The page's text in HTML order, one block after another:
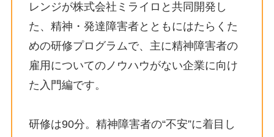
レンジが株式会社ミライロと共同開発し
た、精神・発達障害者とともにはたらくた
めの研修プログラムで、主に精神障害者の
雇用についてのノウハウがない企業に向け
た入門編です。
研修は90分。精神障害者の“不安”に着目し